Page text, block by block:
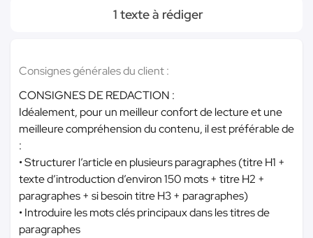
1 texte à rédiger
Consignes générales du client :
CONSIGNES DE REDACTION :
Idéalement, pour un meilleur confort de lecture et une
meilleure compréhension du contenu, il est préférable de
:
• Structurer l’article en plusieurs paragraphes (titre H1 +
texte d’introduction d’environ 150 mots + titre H2 +
paragraphes + si besoin titre H3 + paragraphes)
• Introduire les mots clés principaux dans les titres de
paragraphes